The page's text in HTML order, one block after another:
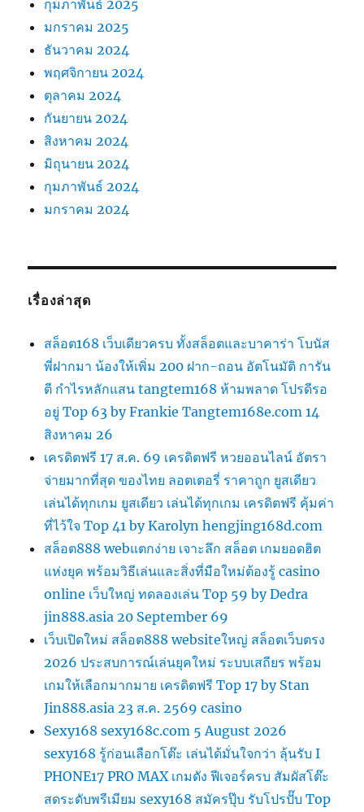
กุมภาพันธ์ 2025
มกราคม 2025
ธันวาคม 2024
พฤศจิกายน 2024
ตุลาคม 2024
กันยายน 2024
สิงหาคม 2024
มิถุนายน 2024
กุมภาพันธ์ 2024
มกราคม 2024
เรื่องล่าสุด
สล็อต168 เว็บเดียวครบ ทั้งสล็อตและบาคาร่า โบนัส
พี่ฝากมา น้องให้เพิ่ม 200 ฝาก-ถอน อัตโนมัติ การัน
ตี กำไรหลักแสน tangtem168 ห้ามพลาด โปรดีรอ
อยู่ Top 63 by Frankie Tangtem168e.com 14
สิงหาคม 26
เครดิตฟรี 17 ส.ค. 69 เครดิตฟรี หวยออนไลน์ อัตรา
จ่ายมากที่สุด ของไทย ลอตเตอรี่ ราคาถูก ยูสเดียว
เล่นได้ทุกเกม ยูสเดียว เล่นได้ทุกเกม เครดิตฟรี คุ้มค่า
ที่ไว้ใจ Top 41 by Karolyn hengjing168d.com
สล็อต888 webแตกง่าย เจาะลึก สล็อต เกมยอดฮิต
แห่งยุค พร้อมวิธีเล่นและสิ่งที่มือใหม่ต้องรู้ casino
online เว็บใหญ่ ทดลองเล่น Top 59 by Dedra
jin888.asia 20 September 69
เว็บเปิดใหม่ สล็อต888 websiteใหญ่ สล็อตเว็บตรง
2026 ประสบการณ์เล่นยุคใหม่ ระบบเสถียร พร้อม
เกมให้เลือกมากมาย เครดิตฟรี Top 17 by Stan
Jin888.asia 23 ส.ค. 2569 casino
Sexy168 sexy168c.com 5 August 2026
sexy168 รู้ก่อนเลือกโต๊ะ เล่นได้มั่นใจกว่า ลุ้นรับ I
PHONE17 PRO MAX เกมดัง ฟีเจอร์ครบ สัมผัสโต๊ะ
สดระดับพรีเมียม sexy168 สมัครปุ๊บ รับโปรปั๊บ Top